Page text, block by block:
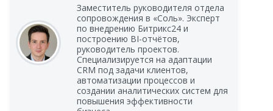
Заместитель руководителя отдела
сопровождения в «Соль». Эксперт
по внедрению Битрикс24 и
построению BI-отчётов,
руководитель проектов.
Специализируется на адаптации
CRM под задачи клиентов,
автоматизации процессов и
создании аналитических систем для
повышения эффективности